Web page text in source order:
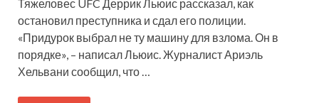
Тяжеловес UFC Деррик Льюис рассказал, как
остановил преступника и сдал его полиции.
«Придурок выбрал не ту машину для взлома. Он в
порядке», – написал Льюис. Журналист Ариэль
Хельвани сообщил, что …